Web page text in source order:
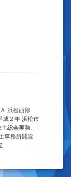
浜松西部
成２年 浜松市
総会実務、
事務所開設